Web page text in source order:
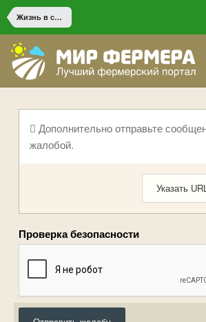
Жизнь в сельской местности
Дополнительно отправьте
жалобой.
Указать
Проверка безопасности